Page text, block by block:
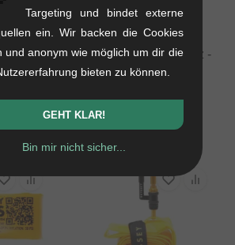
Felon"
Odyssey BMX "Optis
Insert" Tubeless Einsatz -
29 Zoll (inkl.
0.1 kg
Targeting und bindet externe
ein. Wir backen die Cookies
und anonym wie möglich um dir die
bieten zu können.
GEHT KLAR!
Bin mir nicht sicher...